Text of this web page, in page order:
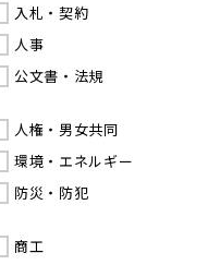
入札・契約
人事
公文書・法規
人権・男女共同
環境・エネルギー
防災・防犯
商工